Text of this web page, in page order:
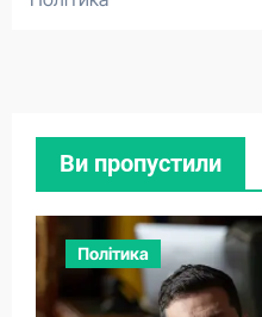
Ви пропустили
Політика